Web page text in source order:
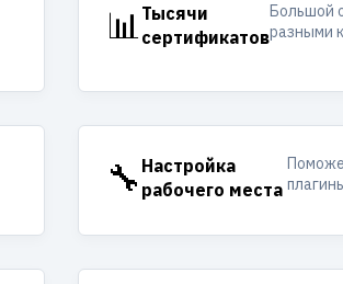
📊 Тысячи
сертификатов
Большой
разными
🔧 Настройка
рабочего места